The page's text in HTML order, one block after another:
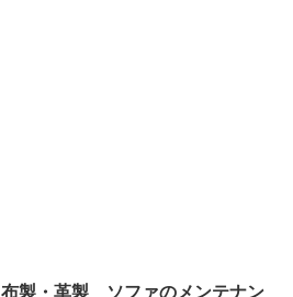
布製・革製 ソファのメンテナン